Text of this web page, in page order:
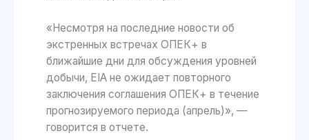
«Несмотря на последние новости об
экстренных встречах ОПЕК+ в
ближайшие дни для обсуждения уровней
добычи, EIA не ожидает повторного
заключения соглашения ОПЕК+ в течение
прогнозируемого периода (апрель)», —
говорится в отчете.